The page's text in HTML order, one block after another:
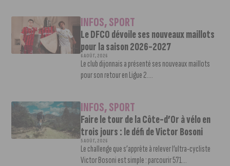
INFOS,SPORT
Le DFCO dévoile ses nouveaux maillots
pour la saison 2026-2027
6 AOÛT, 2026
Le club dijonnais a présenté ses nouveaux maillots
pour son retour en Ligue 2....
INFOS,SPORT
Faire le tour de la Côte-d’Or à vélo en
trois jours : le défi de Victor Bosoni
5 AOÛT, 2026
Le challenge que s’apprête à relever l’ultra-cycliste
Victor Bosoni est simple : parcourir 571...